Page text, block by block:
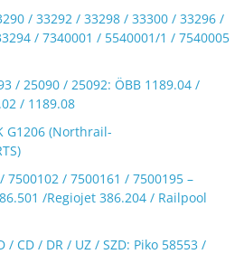
/ 33292 / 33298 / 33300 / 33296 /
/ 7340001 / 5540001/1 / 7540005
/ 25090 / 25092: ÖBB 1189.04 /
/ 1189.08
G1206 (Northrail-
7500102 / 7500161 / 7500195 –
/Regiojet 386.204 / Railpool
/ CD / DR / UZ / SZD: Piko 58553 /